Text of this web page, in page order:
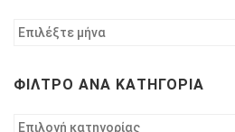
Φίλτρο
ΦΊΛΤΡΟ ΑΝΆ ΚΑΤΗΓΟΡΊΑ
Φίλτρο